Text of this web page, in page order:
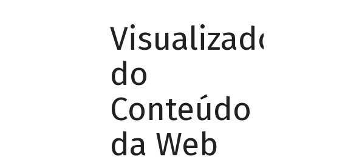
Visualizador
do
Conteúdo
da Web